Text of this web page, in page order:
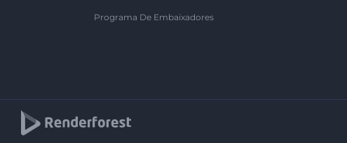
Programa De Embaixadores